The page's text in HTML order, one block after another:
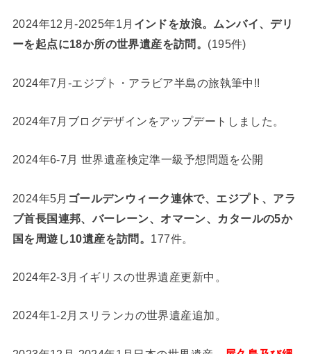
2024年12月-2025年1月 インドを放浪。ムンバイ、デリ
ーを起点に18か所の世界遺産を訪問。 (195件)
2024年7月-エジプト・アラビア半島の旅執筆中!!
2024年7月ブログデザインをアップデートしました。
2024年6-7月 世界遺産検定準一級予想問題を公開
2024年5月 ゴールデンウィーク連休で、エジプト、アラ
ブ首長国連邦、バーレーン、オマーン、カタールの5か
国を周遊し10遺産を訪問。 177件。
2024年2-3月イギリスの世界遺産更新中。
2024年1-2月スリランカの世界遺産追加。